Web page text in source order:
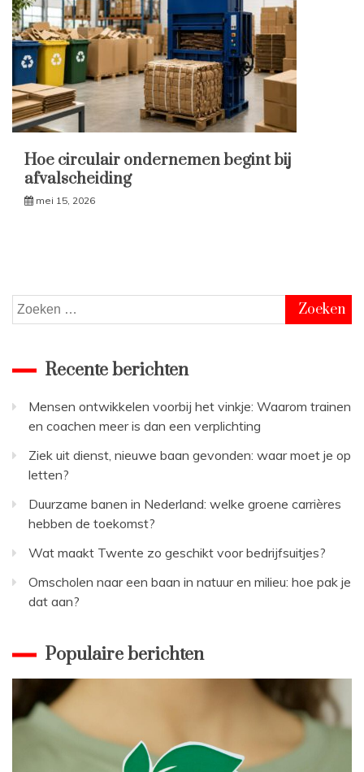
Hoe circulair ondernemen begint bij
afvalscheiding
mei 15, 2026
Zoeken
naar:
Recente berichten
Mensen ontwikkelen voorbij het vinkje: Waarom trainen
en coachen meer is dan een verplichting
Ziek uit dienst, nieuwe baan gevonden: waar moet je op
letten?
Duurzame banen in Nederland: welke groene carrières
hebben de toekomst?
Wat maakt Twente zo geschikt voor bedrijfsuitjes?
Omscholen naar een baan in natuur en milieu: hoe pak je
dat aan?
Populaire berichten